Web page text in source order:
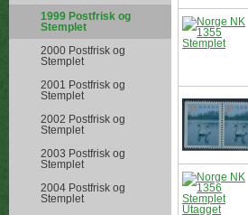
1999 Postfrisk og
Stemplet
2000 Postfrisk og
Stemplet
2001 Postfrisk og
Stemplet
2002 Postfrisk og
Stemplet
2003 Postfrisk og
Stemplet
2004 Postfrisk og
Stemplet